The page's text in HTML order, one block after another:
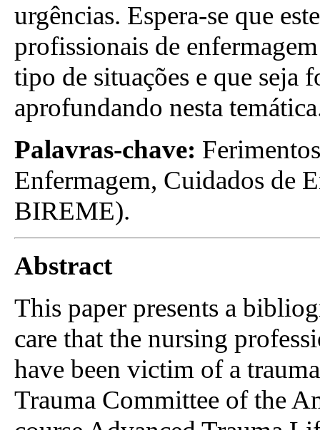
urgências. Espera-se que
profissionais de
tipo de situações e que seja
aprofundando nesta
Palavras-chave:
Enfermagem, Cuidados de
BIREME).
Abstract
This paper presents a
care that the nursing
have been victim of a
Trauma Committee of the